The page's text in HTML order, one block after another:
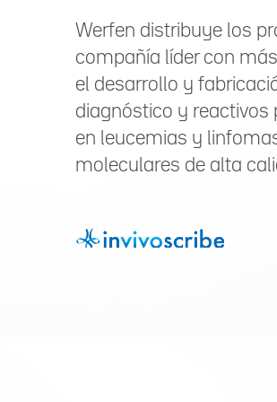
Werfen distribuye los
compañía líder con
el desarrollo y
diagnóstico y reactivos
en leucemias y
moleculares de alta